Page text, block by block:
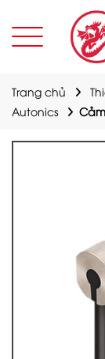
Trang chủ
Autonics